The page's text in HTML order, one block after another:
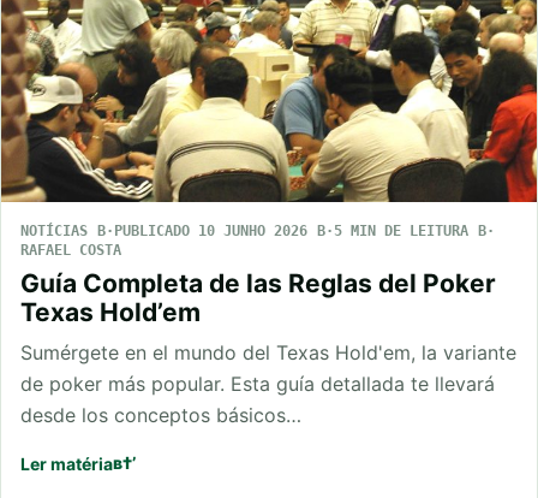
NOTÍCIAS PUBLICADO 10 JUNHO 2026
5 MIN DE LEITURA
RAFAEL COSTA
Guía Completa de las Reglas del Poker
Texas Hold’em
Sumérgete en el mundo del Texas Hold'em, la variante
de poker más popular. Esta guía detallada te llevará
desde los conceptos básicos…
Ler matéria